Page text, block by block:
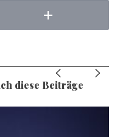
diese Beiträge